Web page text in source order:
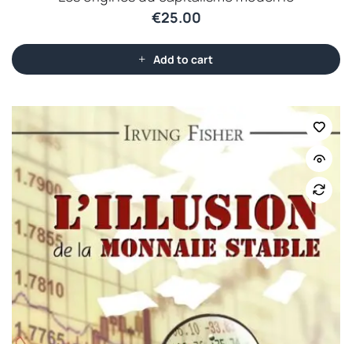
€25.00
Add to cart